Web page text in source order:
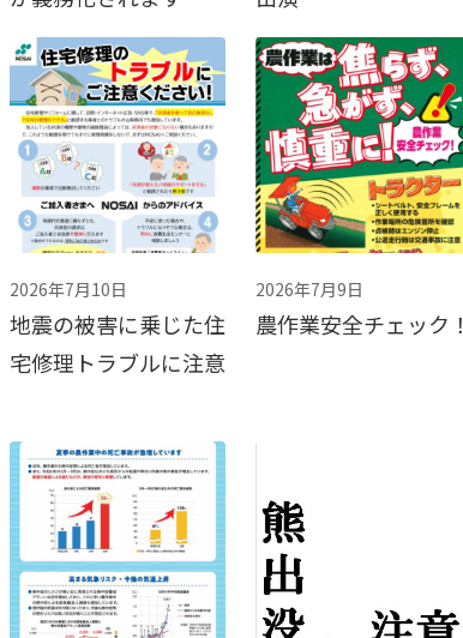
2026年7月10日
地震の被害に乗じた住
宅修理トラブルに注意
2026年7月9日
農作業安全チェック！